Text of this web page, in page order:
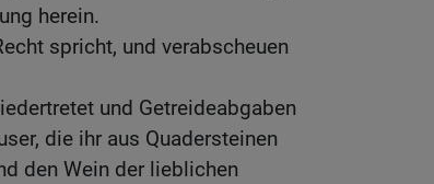
herein.
spricht, und verabscheuen
und Getreideabgaben
die ihr aus Quadersteinen
den Wein der lieblichen